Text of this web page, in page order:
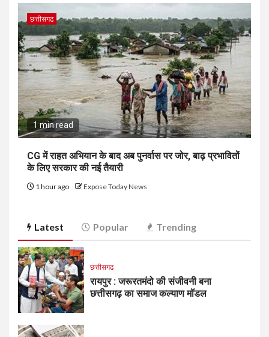
छत्तीसगढ
1 min read
CG में राहत अभियान के बाद अब पुनर्वास पर जोर, बाढ़ प्रभावितों
के लिए सरकार की नई तैयारी
1 hour ago Expose Today News
Latest Popular Trending
छत्तीसगढ
रायपुर : जरूरतमंदो की संजीवनी बना
छत्तीसगढ़ का समाज कल्याण मॉडल